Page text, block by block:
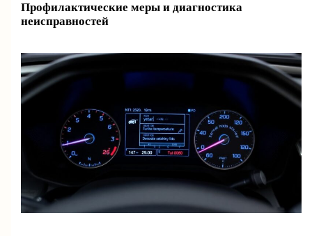
Профилактические меры и диагностика
неисправностей